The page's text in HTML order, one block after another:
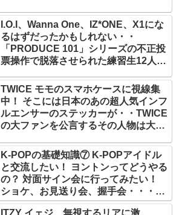
I.O.I、Wanna One、IZ*ONE、X1にな
るはずだったかもしれない・・
「PRODUCE 101」シリーズの不正投
票操作で脱落させられた練習生12人の
TWICE モモのスマホケースに視線集
中！ そこには日本のあの超人気インフ
ルエンサーのステッカーが・・TWICE
の大ファンを公言するその人物は大よ
と話題沸騰
K-POPの基礎知識⑦ K-POPアイドル
と交流したい！ ヨントンってどうやる
の？ 対面サイン会に行ってみたい！
ショケ、お見送り会、握手会・・・リ
リースイベントあれこれを紹介